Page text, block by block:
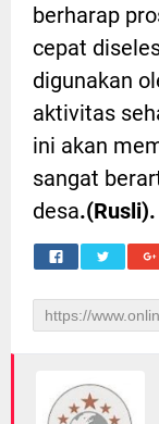
berharap
cepat
digunakan
aktivitas
ini akan
sangat
desa.(Rusli).